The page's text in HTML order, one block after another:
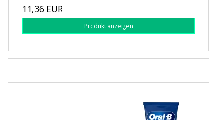
11,36 EUR
Produkt anzeigen